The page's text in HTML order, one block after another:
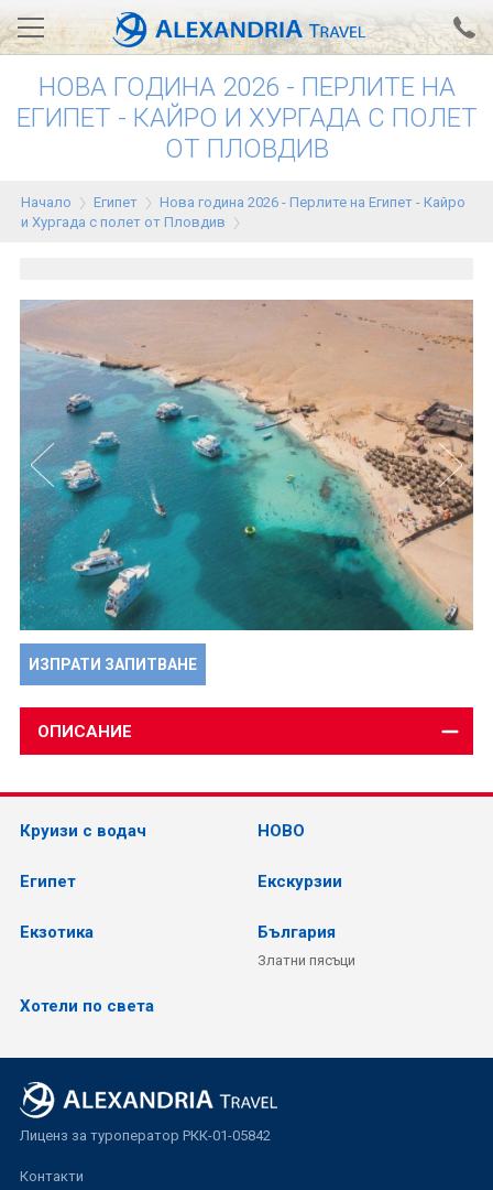
Вход за агенти Проверка на резервация
АЛЕКСАНДРИЯ хотели
Тунис
Екскурзии
0700 18 308 Запитване
НОВА ГОДИНА 2026 - ПЕРЛИТЕ НА
ЕГИПЕТ - КАЙРО И ХУРГАДА С ПОЛЕТ
ОТ ПЛОВДИВ
Начало Египет
Нова година 2026 - Перлите на Египет - Кайро
и Хургада с полет от Пловдив
ИЗПРАТИ ЗАПИТВАНЕ
ОПИСАНИЕ
Круизи с водач НОВО
Египет Екскурзии
Екзотика България
Златни пясъци
Хотели по света
Лиценз за туроператор РКК-01-05842
Контакти